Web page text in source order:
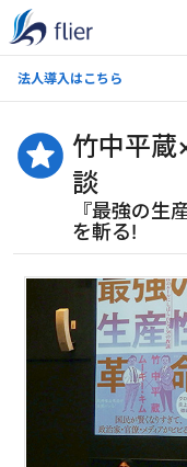
法人導入はこちら
竹中平蔵
談
『最強の生
を斬る!